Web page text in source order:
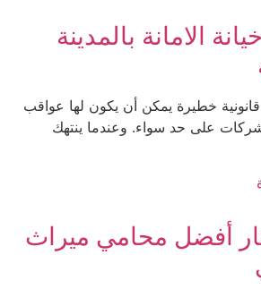
بالمدينة
خطيرة يمكن أن يكون لها عواقب
على حد سواء. وعندما ينتهك
أفضل محامي ميراث